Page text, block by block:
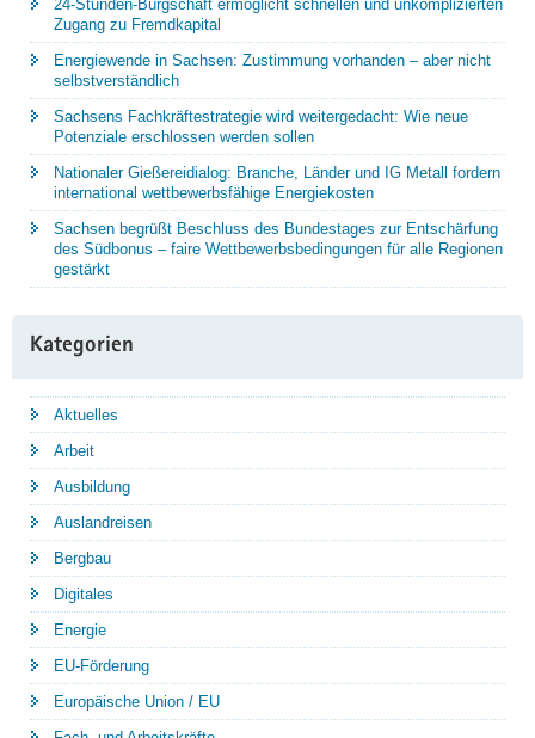
24-Stunden-Bürgschaft ermöglicht schnellen und unkomplizierten
Zugang zu Fremdkapital
Energiewende in Sachsen: Zustimmung vorhanden – aber nicht
selbstverständlich
Sachsens Fachkräftestrategie wird weitergedacht: Wie neue
Potenziale erschlossen werden sollen
Nationaler Gießereidialog: Branche, Länder und IG Metall fordern
international wettbewerbsfähige Energiekosten
Sachsen begrüßt Beschluss des Bundestages zur Entschärfung
des Südbonus – faire Wettbewerbsbedingungen für alle Regionen
gestärkt
Kategorien
Aktuelles
Arbeit
Ausbildung
Auslandreisen
Bergbau
Digitales
Energie
EU-Förderung
Europäische Union / EU